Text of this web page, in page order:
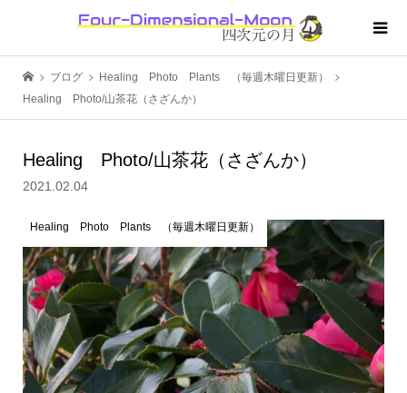
ブログ
Healing Photo Plants （毎週木曜日更新）
Healing Photo/山茶花（さざんか）
Healing Photo/山茶花（さざんか）
2021.02.04
Healing Photo Plants （毎週木曜日更新）